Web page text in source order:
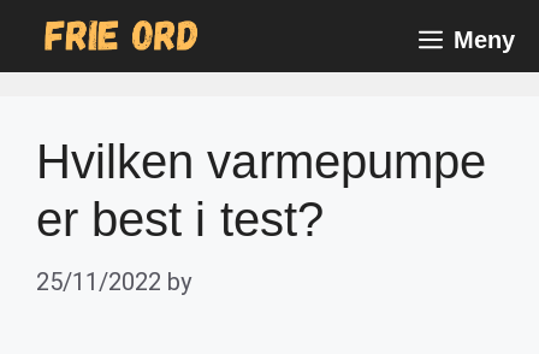
Meny
Hvilken varmepumpe
er best i test?
25/11/2022 by